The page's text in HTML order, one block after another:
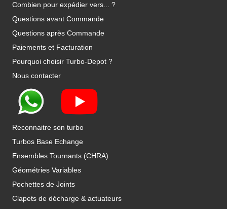
Combien pour expédier vers... ?
Questions avant Commande
Questions après Commande
Paiements et Facturation
Pourquoi choisir Turbo-Depot ?
Nous contacter
Reconnaitre son turbo
Turbos Base Echange
Ensembles Tournants (CHRA)
Géométries Variables
Pochettes de Joints
Clapets de décharge & actuateurs